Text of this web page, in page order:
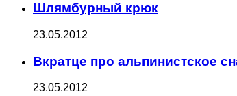
Шлямбурный крюк
23.05.2012
Вкратце про альпинистское
23.05.2012